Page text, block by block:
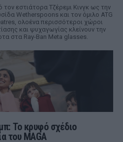
τον εστιάτορα Τζέρεμι Κινγκ ως την
Wetherspoons και τον όμιλο ATG
ολοένα περισσότεροι χώροι
και ψυχαγωγίας κλείνουν την
στα Ray-Ban Meta glasses.
Το κρυφό σχέδιο
του MAGA